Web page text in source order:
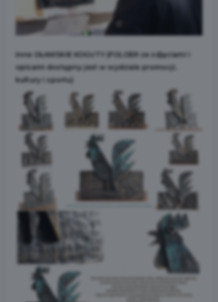
Inne OŁAWSKIE KOGUTY (FOLDER ze zdjęciami i
opisami dostępny jest w wydziale promocji,
kultury i sportu)